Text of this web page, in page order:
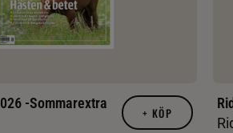
-Sommarextra
+ KÖP